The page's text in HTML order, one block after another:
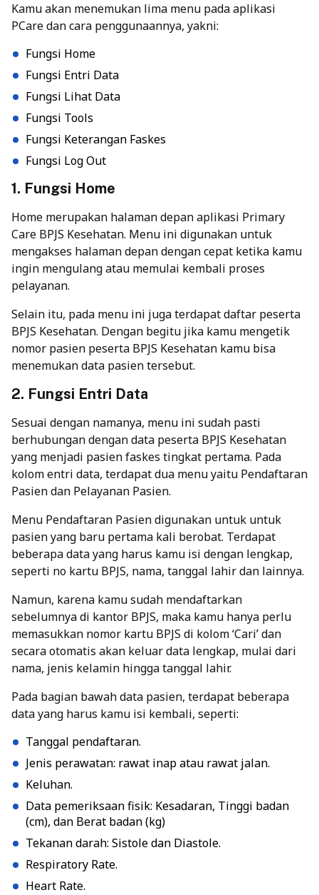
Kamu akan menemukan lima menu pada aplikasi
PCare dan cara penggunaannya, yakni:
Fungsi Home
Fungsi Entri Data
Fungsi Lihat Data
Fungsi Tools
Fungsi Keterangan Faskes
Fungsi Log Out
1. Fungsi Home
Home merupakan halaman depan aplikasi Primary
Care BPJS Kesehatan. Menu ini digunakan untuk
mengakses halaman depan dengan cepat ketika kamu
ingin mengulang atau memulai kembali proses
pelayanan.
Selain itu, pada menu ini juga terdapat daftar peserta
BPJS Kesehatan. Dengan begitu jika kamu mengetik
nomor pasien peserta BPJS Kesehatan kamu bisa
menemukan data pasien tersebut.
2. Fungsi Entri Data
Sesuai dengan namanya, menu ini sudah pasti
berhubungan dengan data peserta BPJS Kesehatan
yang menjadi pasien faskes tingkat pertama. Pada
kolom entri data, terdapat dua menu yaitu Pendaftaran
Pasien dan Pelayanan Pasien.
Menu Pendaftaran Pasien digunakan untuk untuk
pasien yang baru pertama kali berobat. Terdapat
beberapa data yang harus kamu isi dengan lengkap,
seperti no kartu BPJS, nama, tanggal lahir dan lainnya.
Namun, karena kamu sudah mendaftarkan
sebelumnya di kantor BPJS, maka kamu hanya perlu
memasukkan nomor kartu BPJS di kolom ‘Cari’ dan
secara otomatis akan keluar data lengkap, mulai dari
nama, jenis kelamin hingga tanggal lahir.
Pada bagian bawah data pasien, terdapat beberapa
data yang harus kamu isi kembali, seperti:
Tanggal pendaftaran.
Jenis perawatan: rawat inap atau rawat jalan.
Keluhan.
Data pemeriksaan fisik: Kesadaran, Tinggi badan
(cm), dan Berat badan (kg)
Tekanan darah: Sistole dan Diastole.
Respiratory Rate.
Heart Rate.